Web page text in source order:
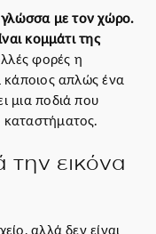
γλώσσα με τον χώρο.
κομμάτι της
φορές η
κάποιος απλώς ένα
μια ποδιά που
καταστήματος.
την εικόνα
αλλά δεν είναι